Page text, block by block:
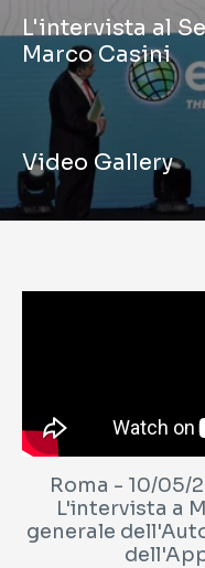
L'intervista al
Marco Casini
Video Gallery
Roma - 10/05/
L'intervista a
generale